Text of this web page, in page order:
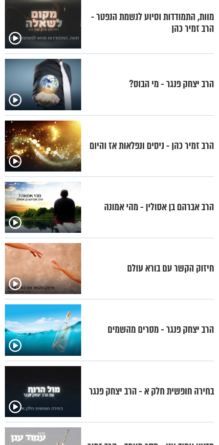
מוות, התמודדות וסיוע לנשמת הנפטר -
הרב זמיר כהן
הרב יצחק פנגר - מי הבוס?
הרב זמיר כהן - ניסים ונפלאות אז והיום
הרב אברהם בן אסולין - מהי אמונה
חיזוק הקשר עם בורא עולם
הרב יצחק פנגר - מסרים מהשמים
בחירה חופשית חלק א - הרב יצחק פנגר